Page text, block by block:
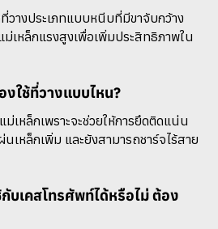
วางประเภทแบบหนีบที่มีขาจับกว้าง
เหล็กแรงสูงเพื่อเพิ่มประสิทธิภาพใน
งใช้ที่วางแบบไหน?
เหล็กเพราะจะช่วยให้การยึดติดแน่น
เหล็กเพิ่ม และยังสามารถชาร์จไร้สาย
บเคสโทรศัพท์ได้หรือไม่ ต้อง